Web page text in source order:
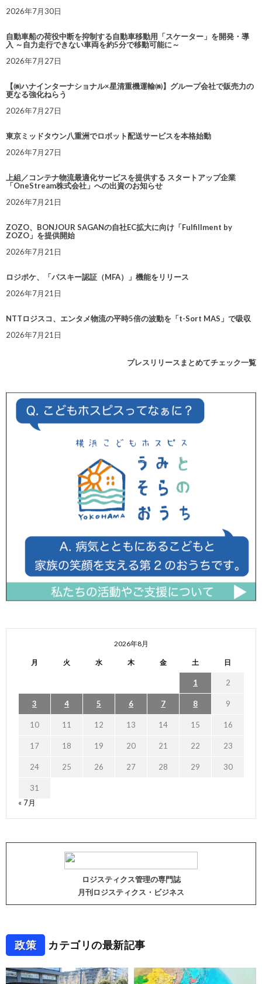
2026年7月30日
自動車船の荷役中断を抑制する自動車移動用「スケーター」を開発・導
入 ～自力走行できない車両を約5分で移動可能に～
2026年7月27日
【㈱ハナインターナショナル×星清重機運輸㈱】グループ会社で販売力の
更なる強化ねらう
2026年7月27日
東京ミッドタウン八重洲でロボット配送サービスを本格始動
2026年7月27日
上組／コンテナ物流最適化サービスを提供する スタートアップ企業
「OneStream株式会社」への出資のお知らせ
2026年7月21日
ZOZO、BONJOUR SAGANの自社EC拡大に向け「Fulfillment by
ZOZO」を提供開始
2026年7月21日
ロジポケ、「パスキー認証（MFA）」機能をリリース
2026年7月21日
NTTロジスコ、エンタメ物流の平時5倍の波動を「t-Sort MAS」で吸収
2026年7月21日
プレスリリースまとめてチェック一覧
2026年8月
月 火 水 木 金 土 日
1 2
3 4 5 6 7 8 9
10 11 12 13 14 15 16
17 18 19 20 21 22 23
24 25 26 27 28 29 30
31
« 7月
ロジスティクス管理の専門誌
月刊ロジスティクス・ビジネス
政策 カテゴリの最新記事